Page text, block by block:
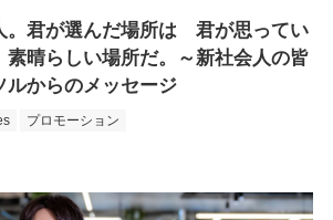
。君が選んだ場所は 君が思ってい
晴らしい場所だ。～新社会人の皆
ルからのメッセージ
プロモーション